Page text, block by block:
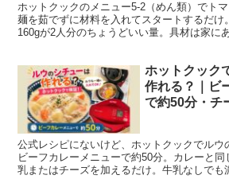
ホットクックのメニュー5-2（めん類）でトマ
麺を茹でずに材料を入れてスタートするだけ
160gが2人分のちょうどいい量。具材は家に
ホットクック
作れる？｜ビ
で約50分・チ
公式レシピにないけど、ホットクックでルウ
ビーフカレーメニューで約50分。カレーと
乳またはチーズを加えるだけ。牛乳なしでも